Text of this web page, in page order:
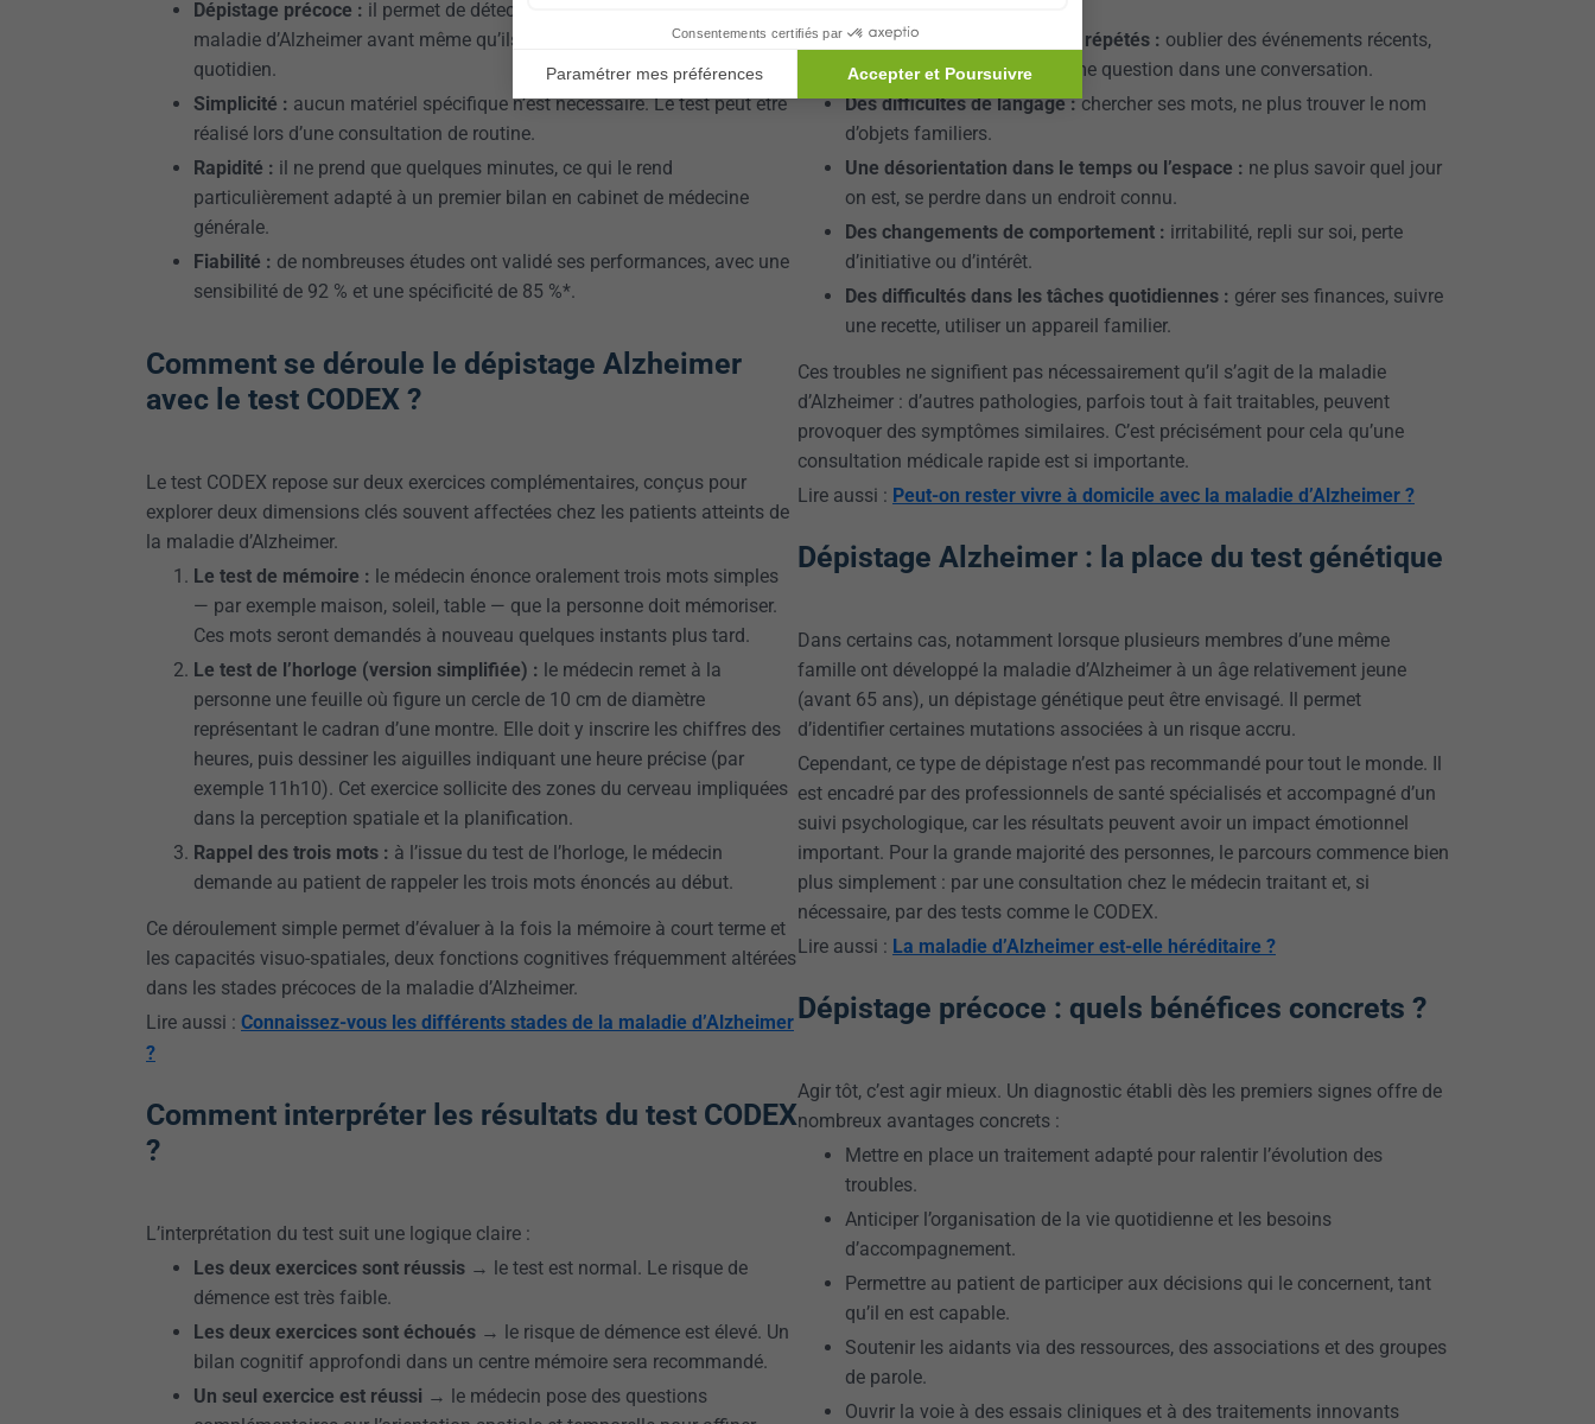
Dépistage précoce : il permet de détecter les premiers symptômes de la
maladie d’Alzheimer avant même qu’ils ne deviennent évidents au
quotidien.
Simplicité : aucun matériel spécifique n’est nécessaire. Le test peut être
réalisé lors d’une consultation de routine.
Rapidité : il ne prend que quelques minutes, ce qui le rend
particulièrement adapté à un premier bilan en cabinet de médecine
générale.
Fiabilité : de nombreuses études ont validé ses performances, avec une
sensibilité de 92 % et une spécificité de 85 %*.
Comment se déroule le dépistage Alzheimer
avec le test CODEX ?
Le test CODEX repose sur deux exercices complémentaires, conçus pour
explorer deux dimensions clés souvent affectées chez les patients atteints de
la maladie d’Alzheimer.
Le test de mémoire : le médecin énonce oralement trois mots simples
— par exemple maison, soleil, table — que la personne doit mémoriser.
Ces mots seront demandés à nouveau quelques instants plus tard.
Le test de l’horloge (version simplifiée) : le médecin remet à la
personne une feuille où figure un cercle de 10 cm de diamètre
représentant le cadran d’une montre. Elle doit y inscrire les chiffres des
heures, puis dessiner les aiguilles indiquant une heure précise (par
exemple 11h10). Cet exercice sollicite des zones du cerveau impliquées
dans la perception spatiale et la planification.
Rappel des trois mots : à l’issue du test de l’horloge, le médecin
demande au patient de rappeler les trois mots énoncés au début.
Ce déroulement simple permet d’évaluer à la fois la mémoire à court terme et
les capacités visuo-spatiales, deux fonctions cognitives fréquemment altérées
dans les stades précoces de la maladie d’Alzheimer.
Lire aussi : Connaissez-vous les différents stades de la maladie d’Alzheimer
?
Comment interpréter les résultats du test CODEX
?
L’interprétation du test suit une logique claire :
Les deux exercices sont réussis → le test est normal. Le risque de
démence est très faible.
Les deux exercices sont échoués → le risque de démence est élevé. Un
bilan cognitif approfondi dans un centre mémoire sera recommandé.
Un seul exercice est réussi → le médecin pose des questions
Des troubles de la mémoire répétés : oublier des événements récents,
répéter plusieurs fois la même question dans une conversation.
Des difficultés de langage :chercher ses mots, ne plus trouver le nom
d’objets familiers.
Une désorientation dans le temps ou l’espace : ne plus savoir quel jour
on est, se perdre dans un endroit connu.
Des changements de comportement : irritabilité, repli sur soi, perte
d’initiative ou d’intérêt.
Des difficultés dans les tâches quotidiennes : gérer ses finances, suivre
une recette, utiliser un appareil familier.
Ces troubles ne signifient pas nécessairement qu’il s’agit de la maladie
d’Alzheimer : d’autres pathologies, parfois tout à fait traitables, peuvent
provoquer des symptômes similaires. C’est précisément pour cela qu’une
consultation médicale rapide est si importante.
Lire aussi : Peut-on rester vivre à domicile avec la maladie d’Alzheimer ?
Dépistage Alzheimer : la place du test génétique
Dans certains cas, notamment lorsque plusieurs membres d’une même
famille ont développé la maladie d’Alzheimer à un âge relativement jeune
(avant 65 ans), un dépistage génétique peut être envisagé. Il permet
d’identifier certaines mutations associées à un risque accru.
Cependant, ce type de dépistage n’est pas recommandé pour tout le monde. Il
est encadré par des professionnels de santé spécialisés et accompagné d’un
suivi psychologique, car les résultats peuvent avoir un impact émotionnel
important. Pour la grande majorité des personnes, le parcours commence bien
plus simplement : par une consultation chez le médecin traitant et, si
nécessaire, par des tests comme le CODEX.
Lire aussi : La maladie d’Alzheimer est-elle héréditaire ?
Dépistage précoce : quels bénéfices concrets ?
Agir tôt, c’est agir mieux. Un diagnostic établi dès les premiers signes offre de
nombreux avantages concrets :
Mettre en place un traitement adapté pour ralentir l’évolution des
troubles.
Anticiper l’organisation de la vie quotidienne et les besoins
d’accompagnement.
Permettre au patient de participer aux décisions qui le concernent, tant
qu’il en est capable.
Soutenir les aidants via des ressources, des associations et des groupes
de parole.
Ouvrir la voie à des essais cliniques et à des traitements innovants